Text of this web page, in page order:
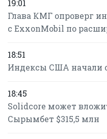
19:01
Глава КМГ опроверг
с ExxonMobil по
18:51
Индексы США начали
18:45
Solidcore может
Сырымбет $315,5 млн